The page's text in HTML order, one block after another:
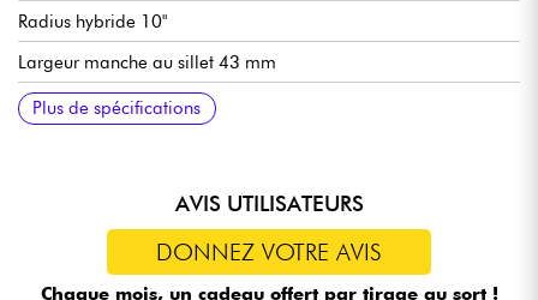
Radius hybride 10"
Largeur manche au sillet 43 mm
Micro double bobinage Sire Q Humbucker
Volume pour chaque micro
Tonalité pour chaque micro
Sélecteur micros 3x positions
Chevalet fixe Sire Modern Tune-O-Matic & Aluminium Stop Tail
Piece
Mécaniques Sire Premium Locking Tuners
Finition brillant
Plus de spécifications
AVIS UTILISATEURS
DONNEZ VOTRE AVIS
Chaque mois, un cadeau offert par tirage au sort !